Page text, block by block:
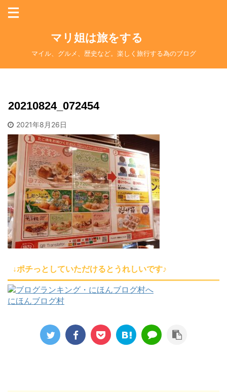
マリ姐は旅をする
マイル、グルメ、歴史など。楽しく旅行する為のブログ
20210824_072454
2021年8月26日
↓ポチっとしていただけるとうれしいです♪
にほんブログ村